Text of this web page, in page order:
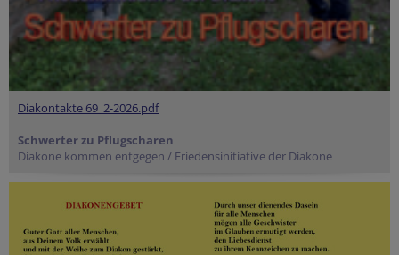
Diakontakte 69_2-2026.pdf
Schwerter zu Pflugscharen
Diakone kommen entgegen / Friedensinitiative der Diakone